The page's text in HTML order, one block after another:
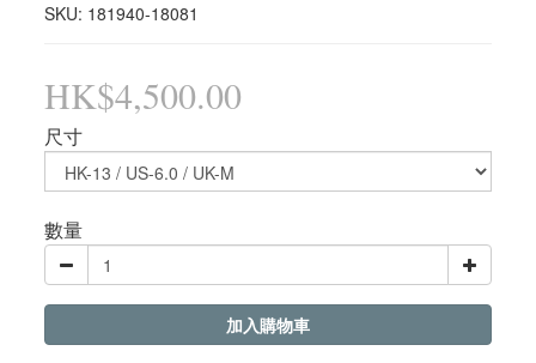
SKU: 181940-18081
HK$4,500.00
尺寸
數量
加入購物車